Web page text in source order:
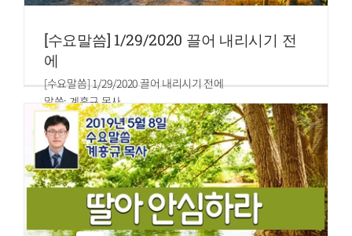
[수요말씀] 1/29/2020 끌어 내리시기 전
에
[수요말씀] 1/29/2020 끌어 내리시기 전에
말씀: 계흥규 목사
오바댜 1:3~4
3.너의 마음의 교만이 너를 속였도다 바위 틈에 거주하며 높
은 곳에 사는 자여 네가 마음에 이르기를 누가 능히 나를 땅에
끌어내리겠느냐 하니
4.네가 독수리처럼 높이 오르며 별 사이에 깃들일지라도 내가
거기에서 너를 끌어내리리라 여호와의 말씀이니라